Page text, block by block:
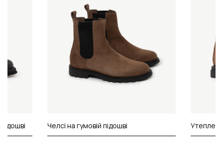
Челсі на гумовій підошві Утеплені